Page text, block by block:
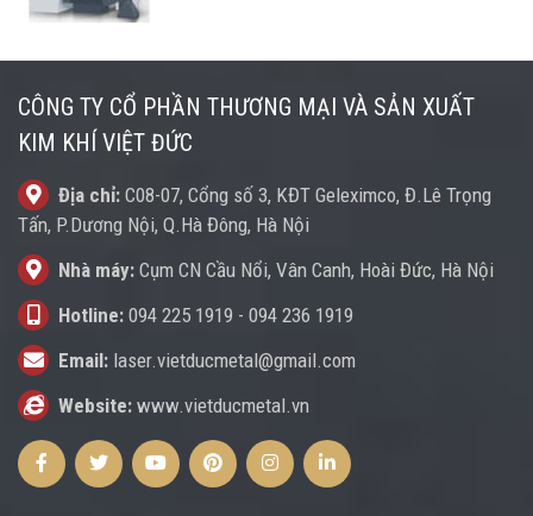
CÔNG TY CỔ PHẦN THƯƠNG MẠI VÀ SẢN XUẤT
KIM KHÍ VIỆT ĐỨC
Địa chỉ: C08-07, Cổng số 3, KĐT Geleximco, Đ.Lê Trọng
Tấn, P.Dương Nội, Q.Hà Đông, Hà Nội
Nhà máy: Cụm CN Cầu Nổi, Vân Canh, Hoài Đức, Hà Nội
Hotline: 094 225 1919 - 094 236 1919
Email: laser.vietducmetal@gmail.com
Website: www.vietducmetal.vn
FacebookTwitterYoutubePinterestInstagramInstagram